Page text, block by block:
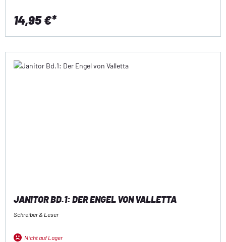
14,95 €*
JANITOR BD.1: DER ENGEL VON VALLETTA
Schreiber & Leser
Nicht auf Lager